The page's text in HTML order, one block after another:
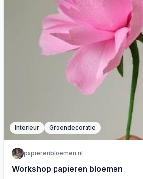
Interieur Groendecoratie
papierenbloemen.nl
Workshop papieren bloemen